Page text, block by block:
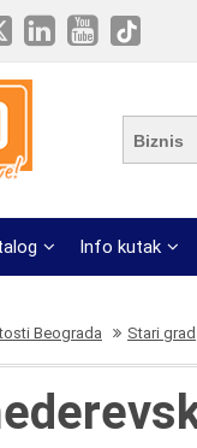
Biznis
Info kutak
Beograda Stari grad